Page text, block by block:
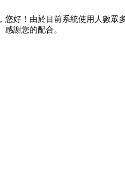
您好！由於目前系統使用人數眾
感謝您的配合。